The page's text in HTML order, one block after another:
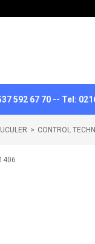
592 67 70 -- Tel:
CONTROL